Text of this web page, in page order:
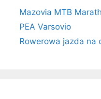
Mazovia MTB
PEA Varsovio
Rowerowa jazda na